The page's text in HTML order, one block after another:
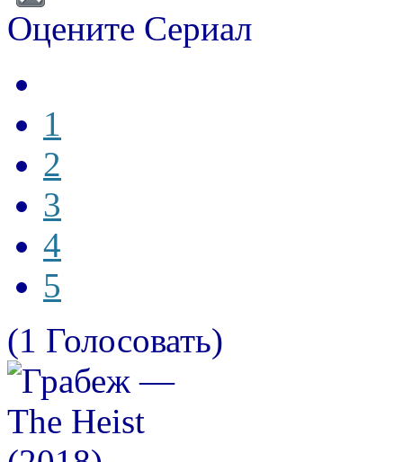
Оцените Сериал
1
2
3
4
5
(1 Голосовать)